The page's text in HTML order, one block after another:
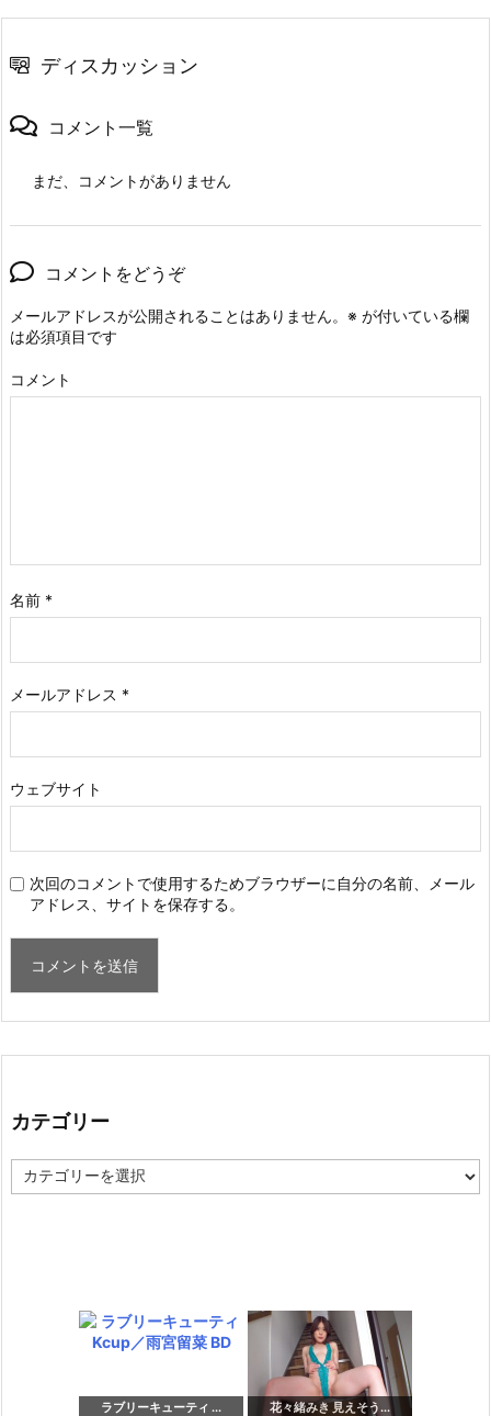
ディスカッション
コメント一覧
まだ、コメントがありません
コメントをどうぞ
メールアドレスが公開されることはありません。 ※ が付いている欄
は必須項目です
コメント
名前 *
メールアドレス *
ウェブサイト
次回のコメントで使用するためブラウザーに自分の名前、メール
アドレス、サイトを保存する。
カテゴリー
テ
ラブリーキューティ ... 花々緒みき 見えそう...